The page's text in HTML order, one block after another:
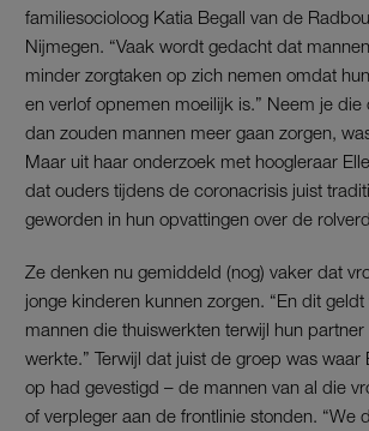
familiesocioloog Katia Begall van de
Nijmegen. “Vaak wordt gedacht dat
minder zorgtaken op zich nemen omdat
en verlof opnemen moeilijk is.” Neem je die
dan zouden mannen meer gaan zorgen,
Maar uit haar onderzoek met hoogleraar
dat ouders tijdens de coronacrisis juist
geworden in hun opvattingen over de
Ze denken nu gemiddeld (nog) vaker dat
jonge kinderen kunnen zorgen. “En dit
mannen die thuiswerkten terwijl hun partner
werkte.” Terwijl dat juist de groep was waar
op had gevestigd – de mannen van al die
of verpleger aan de frontlinie stonden. “We